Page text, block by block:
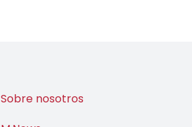
Sobre nosotros